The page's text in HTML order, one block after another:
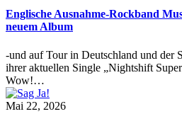
Englische Ausnahme-Rockband
neuem Album
-und auf Tour in Deutschland und der
ihrer aktuellen Single „Nightshift
Wow!…
Mai 22, 2026